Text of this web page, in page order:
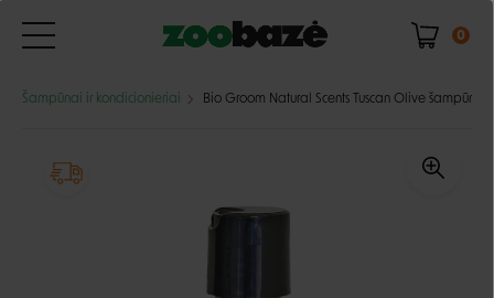
0
Šampūnai ir kondicionieriai Bio Groom Natural Scents Tuscan Olive šampūnas